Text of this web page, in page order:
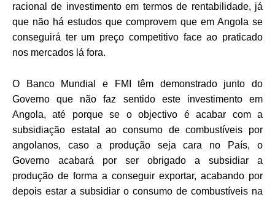
racional de investimento em termos de rentabilidade, já
que não há estudos que comprovem que em Angola se
conseguirá ter um preço competitivo face ao praticado
nos mercados lá fora.
O Banco Mundial e FMI têm demonstrado junto do
Governo que não faz sentido este investimento em
Angola, até porque se o objectivo é acabar com a
subsidiação estatal ao consumo de combustíveis por
angolanos, caso a produção seja cara no País, o
Governo acabará por ser obrigado a subsidiar a
produção de forma a conseguir exportar, acabando por
depois estar a subsidiar o consumo de combustíveis na